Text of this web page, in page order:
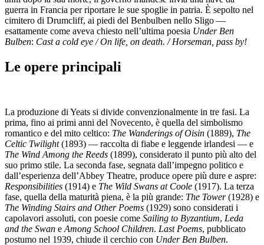
guerra in Francia per riportare le sue spoglie in patria. È sepolto nel
cimitero di Drumcliff, ai piedi del Benbulben nello Sligo —
esattamente come aveva chiesto nell’ultima poesia Under Ben
Bulben: Cast a cold eye / On life, on death. / Horseman, pass by!
Le opere principali
La produzione di Yeats si divide convenzionalmente in tre fasi. La
prima, fino ai primi anni del Novecento, è quella del simbolismo
romantico e del mito celtico: The Wanderings of Oisin (1889), The
Celtic Twilight(1893) — raccolta di fiabe e leggende irlandesi — e
The Wind Among the Reeds (1899), considerato il punto più alto del
suo primo stile. La seconda fase, segnata dall’impegno politico e
dall’esperienza dell’Abbey Theatre, produce opere più dure e aspre:
Responsibilities (1914) e The Wild Swans at Coole (1917). La terza
fase, quella della maturità piena, è la più grande: The Tower(1928) e
The Winding Stairs and Other Poems (1929) sono considerati i
capolavori assoluti, con poesie come Sailing to Byzantium, Leda
and the Swan e Among School Children. Last Poems, pubblicato
postumo nel 1939, chiude il cerchio con Under Ben Bulben.